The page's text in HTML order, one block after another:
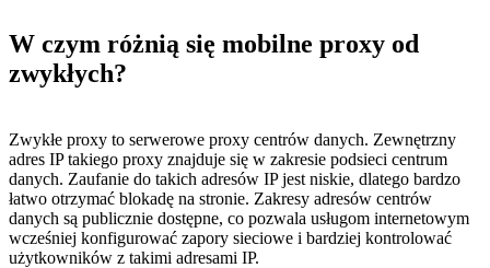
W czym różnią się mobilne proxy od
zwykłych?
Zwykłe proxy to serwerowe proxy centrów danych. Zewnętrzny
adres IP takiego proxy znajduje się w zakresie podsieci centrum
danych. Zaufanie do takich adresów IP jest niskie, dlatego bardzo
łatwo otrzymać blokadę na stronie. Zakresy adresów centrów
danych są publicznie dostępne, co pozwala usługom internetowym
wcześniej konfigurować zapory sieciowe i bardziej kontrolować
użytkowników z takimi adresami IP.